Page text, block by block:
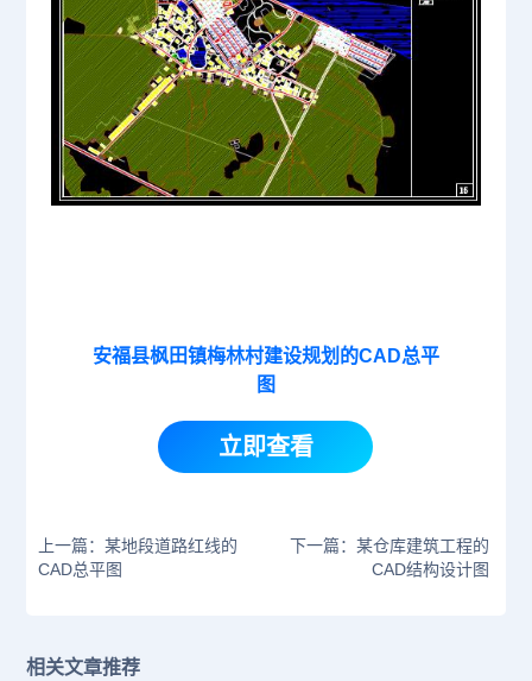
安福县枫田镇梅林村建设规划的CAD总平
图
立即查看
上一篇：某地段道路红线的
CAD总平图
下一篇：某仓库建筑工程的
CAD结构设计图
相关文章推荐